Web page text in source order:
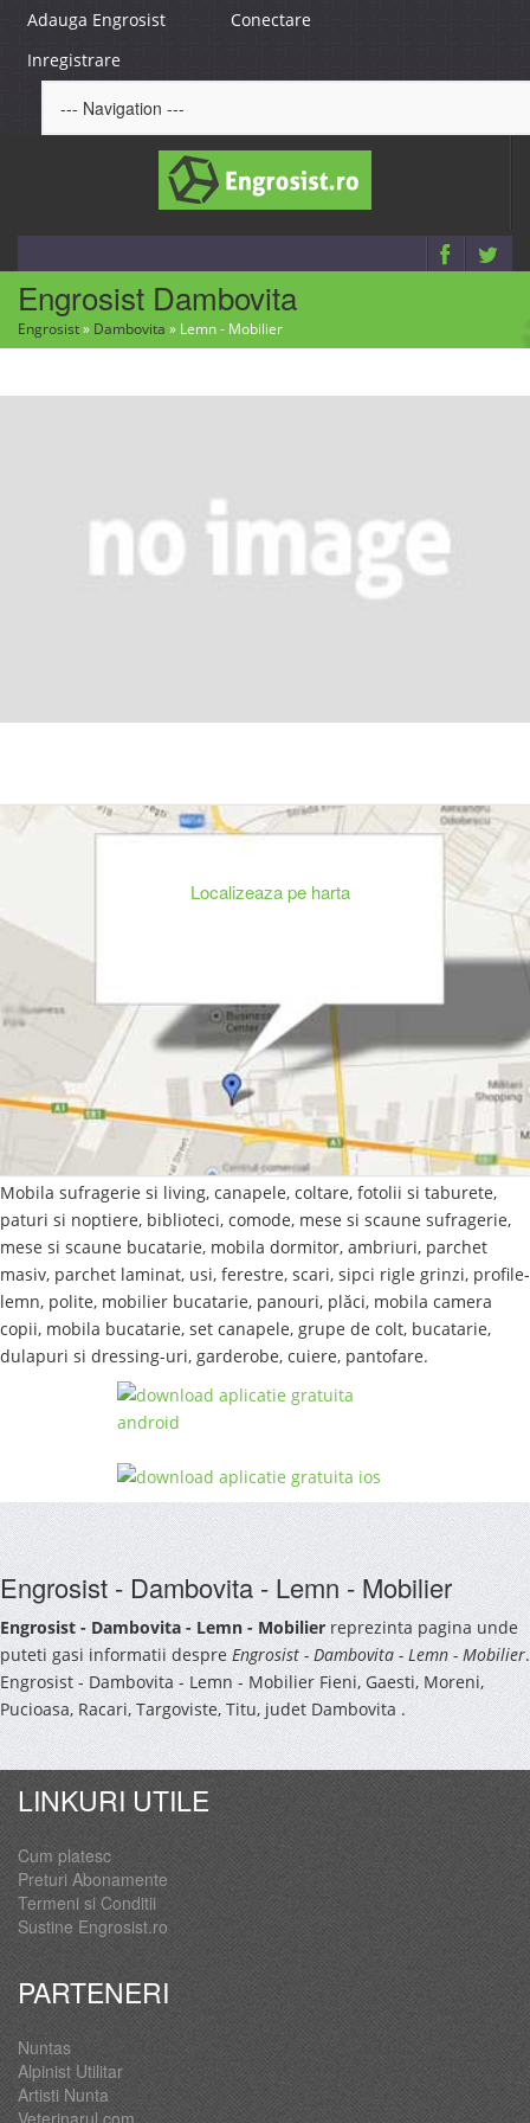
Adauga Engrosist
Conectare
Inregistrare
Engrosist Dambovita
Engrosist» Dambovita » Lemn - Mobilier
Localizeaza pe harta
Mobila sufragerie si living, canapele, coltare, fotolii si taburete,
paturi si noptiere, biblioteci, comode, mese si scaune sufragerie,
mese si scaune bucatarie, mobila dormitor, ambriuri, parchet
masiv, parchet laminat, usi, ferestre, scari, sipci rigle grinzi, profile-
lemn, polite, mobilier bucatarie, panouri, plăci, mobila camera
copii, mobila bucatarie, set canapele, grupe de colt, bucatarie,
dulapuri si dressing-uri, garderobe, cuiere, pantofare.
Engrosist - Dambovita - Lemn - Mobilier
Engrosist - Dambovita - Lemn - Mobilierreprezinta pagina unde
puteti gasi informatii despreEngrosist - Dambovita - Lemn - Mobilier.
Engrosist - Dambovita - Lemn - Mobilier Fieni, Gaesti, Moreni,
Pucioasa, Racari, Targoviste, Titu, judet Dambovita .
LINKURI UTILE
Cum platesc
Preturi Abonamente
Termeni si Conditii
Sustine Engrosist.ro
PARTENERI
Nuntas
Alpinist Utilitar
Artisti Nunta
Veterinarul.com